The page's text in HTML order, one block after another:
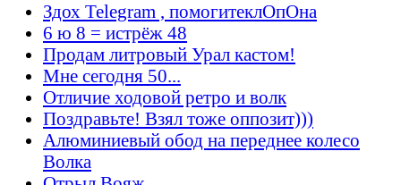
Здох Telegram , помогитеклОпОна
6 ю 8 = истрёж 48
Продам литровый Урал кастом!
Мне сегодня 50...
Отличие ходовой ретро и волк
Поздравьте! Взял тоже оппозит)))
Алюминиевый обод на переднее колесо
Волка